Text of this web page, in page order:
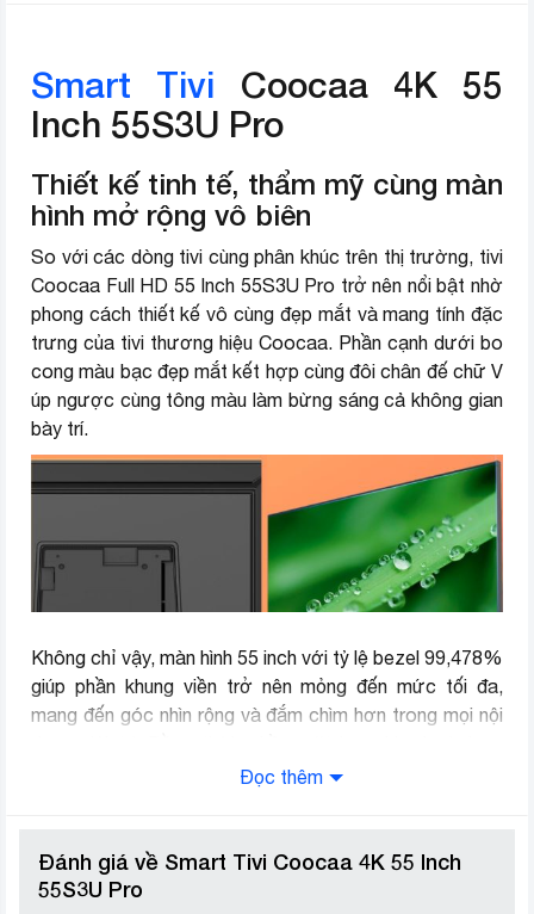
Thương hiệu (lọc) Coocaa
Smart Tivi Coocaa 4K 55
Inch 55S3U Pro
Thiết kế tinh tế, thẩm mỹ cùng màn
hình mở rộng vô biên
So với các dòng tivi cùng phân khúc trên thị trường, tivi
Coocaa Full HD 55 Inch 55S3U Pro trở nên nổi bật nhờ
phong cách thiết kế vô cùng đẹp mắt và mang tính đặc
trưng của tivi thương hiệu Coocaa. Phần cạnh dưới bo
cong màu bạc đẹp mắt kết hợp cùng đôi chân đế chữ V
úp ngược cùng tông màu làm bừng sáng cả không gian
bày trí.
Không chỉ vậy, màn hình 55 inch với tỷ lệ bezel 99,478%
giúp phần khung viền trở nên mỏng đến mức tối đa,
mang đến góc nhìn rộng và đắm chìm hơn trong mọi nội
phẳng và trải ra giúp gia tăng tốc độ tản nhiệt để đảm
Công nghệ Coocaa German
Với chip thuật toán có khả năng điều chỉnh sắc độ màu,
Đọc thêm
Đánh giá về Smart Tivi Coocaa 4K 55 Inch
55S3U Pro